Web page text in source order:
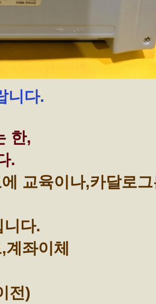
니다.
한,
.
교육이나,카달로
니다.
좌이체
전)